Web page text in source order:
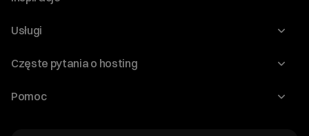
Program Korzyści dla Inwestorów
Regulaminy i specyfikacje
Blog
WordPress
Audyt stron
Usługi
Domeny
Częste pytania o hosting
Jak przenieść stronę?
Pomoc